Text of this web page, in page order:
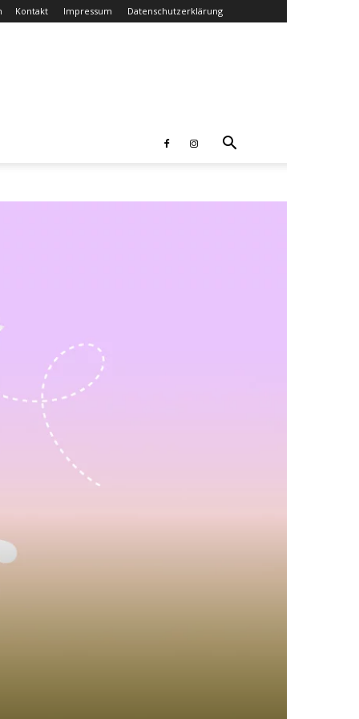
Kontakt Impressum Datenschutzerklärung